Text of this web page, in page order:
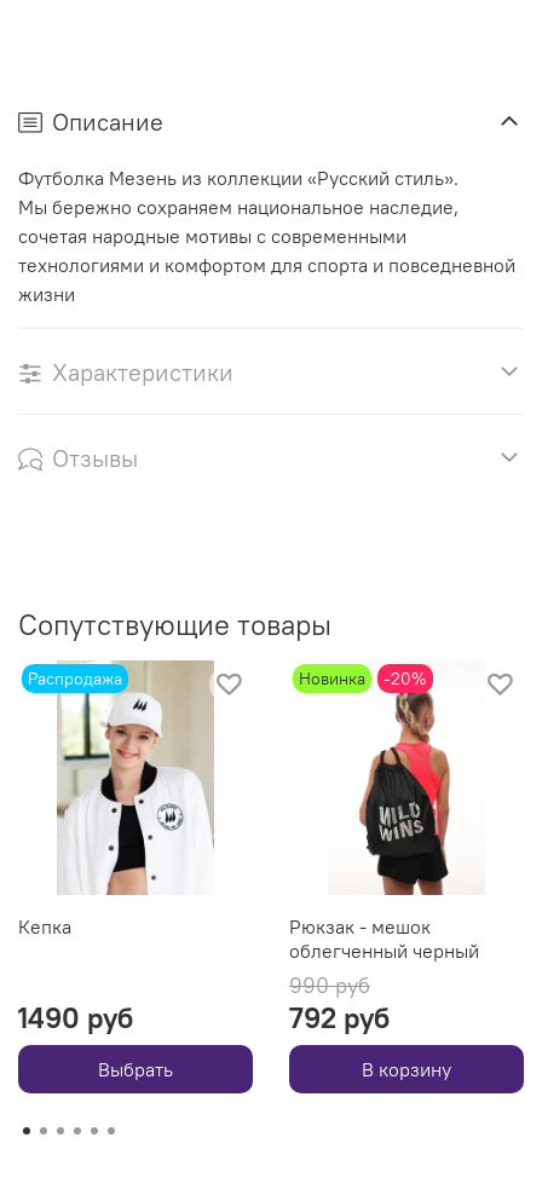
Описание
Футболка Мезень из коллекции «Русский стиль».
Мы бережно сохраняем национальное наследие,
сочетая народные мотивы с современными
технологиями и комфортом для спорта и повседневной
жизни
Характеристики
Отзывы
Сопутствующие товары
Распродажа
Кепка
1490 руб
Выбрать
Новинка -20%
Рюкзак - мешок
облегченный черный
990 руб
792 руб
В корзину